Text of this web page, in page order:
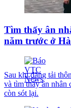
Tìm thấy ân
năm trước ở
Sau khi đăng tải
và tìm thấy ân nhân
còn sót lại.